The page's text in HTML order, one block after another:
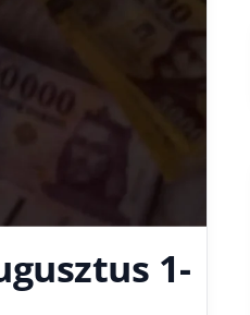
1-